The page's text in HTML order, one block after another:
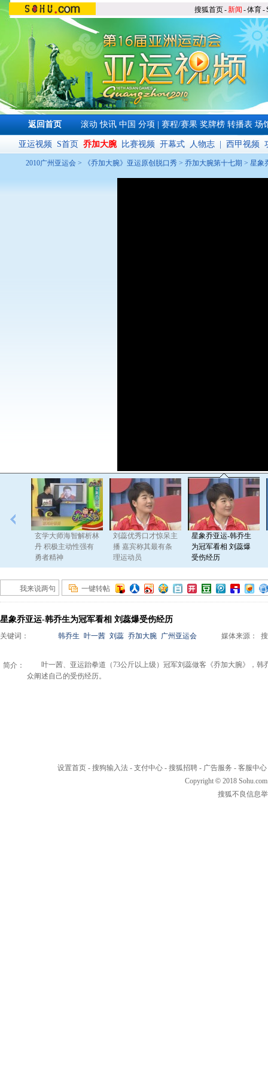
搜狐首页-新闻 -体育-
返回首页 滚动 快讯 中国 分项 赛程/赛果 奖牌榜 转播表 场
亚运视频 S首页 乔加大腕 比赛视频 开幕式 人物志 西甲视频
2010广州亚运会 > 《乔加大腕》亚运原创脱口秀 > 乔加大腕第十七期 > 星象
玄学大师海智解析林
丹 积极主动性强有
勇者精神
刘蕊优秀口才惊呆主
播 嘉宾称其最有条
理运动员
星象乔亚运-韩乔生
为冠军看相 刘蕊爆
受伤经历
我来说两句 一键转帖
星象乔亚运-韩乔生为冠军看相 刘蕊爆受伤经历
关键词： 韩乔生 叶一茜 刘蕊 乔加大腕 广州亚运会 媒体来源：
简介：
叶一茜、亚运跆拳道（73公斤以上级）冠军刘蕊做客《乔加大腕》，韩
众阐述自己的受伤经历。
设置首页 -搜狗输入法 -支付中心 -搜狐招聘 - 广告服务 -客服中心
Copyright © 2018
搜狐不良信息